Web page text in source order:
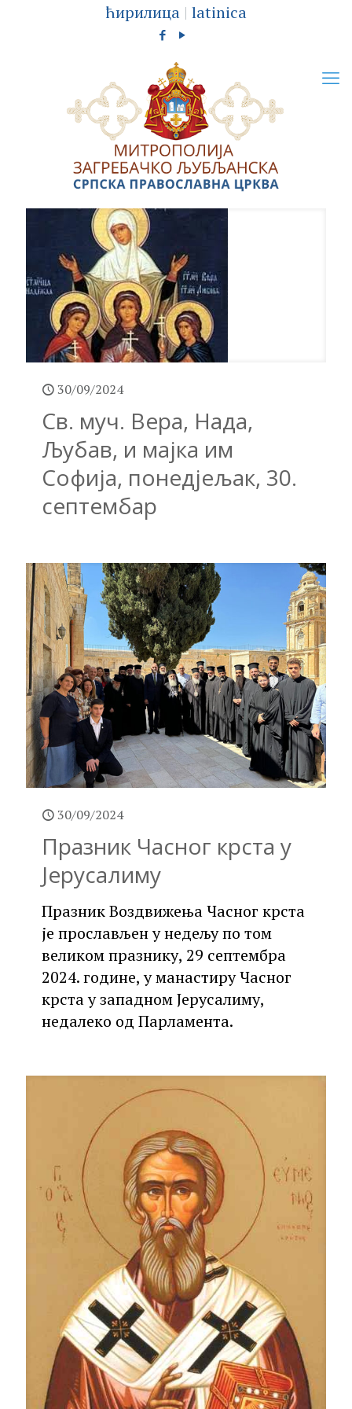
ћирилица | latinica
30/09/2024
Св. муч. Вера, Нада,
Љубав, и мајка им
Софија, понедјељак, 30.
септембар
30/09/2024
Празник Часног крста у
Јерусалиму
Празник Воздвижења Часног крста
је прослављен у недељу по том
великом празнику, 29 септембра
2024. године, у манастиру Часног
крста у западном Јерусалиму,
недалеко од Парламента.